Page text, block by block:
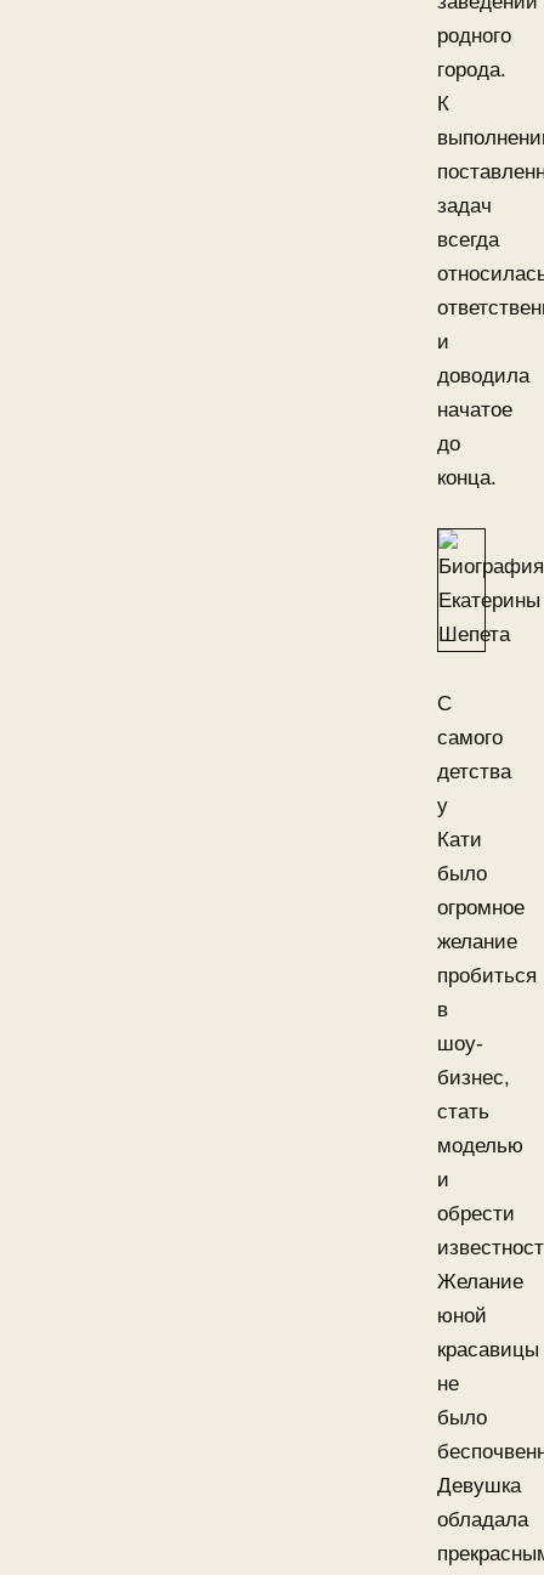
родного
города.
К
задач
всегда
и
доводила
начатое
до
конца.
С
самого
детства
у
Кати
было
огромное
желание
пробиться
в
шоу-
бизнес,
стать
моделью
и
обрести
Желание
юной
красавицы
не
было
Девушка
обладала